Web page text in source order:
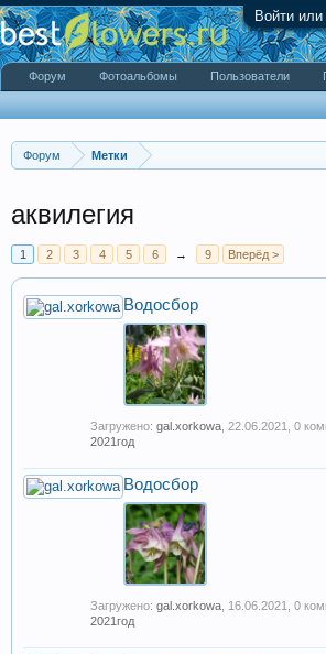
Войти или
Форум Метки
аквилегия
1 2 3 4 5 6 → 9 Вперёд >
Водосбор
Загружено: gal.xorkowa 22.06.2021
, 0
2021год
Водосбор
Загружено: gal.xorkowa 16.06.2021
, 0
2021год
Форум Фотоальбомы Пользователи